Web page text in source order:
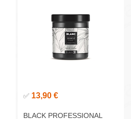
✅ 13,90 €
BLACK PROFESSIONAL